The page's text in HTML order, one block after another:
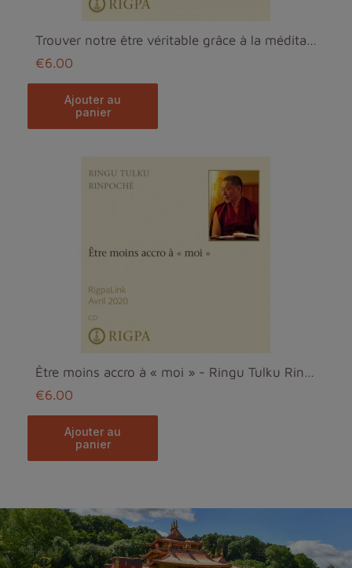
Trouver notre être véritable grâce à la méditation...
€6.00
ajouter au
panier
Être moins accro à « moi » - Ringu Tulku Rinpoché MP3
€6.00
ajouter au
panier